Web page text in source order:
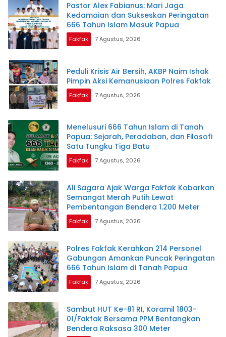
Pastor Alex Fabianus: Mari Jaga
Kedamaian dan Sukseskan Peringatan
666 Tahun Islam Masuk Papua
Fakfak 7 Agustus, 2026
Peduli Krisis Air Bersih, AKBP Naim Ishak
Pimpin Aksi Kemanusiaan Polres Fakfak
Fakfak 7 Agustus, 2026
Menelusuri 666 Tahun Islam di Tanah
Papua: Sejarah, Peradaban, dan Filosofi
Satu Tungku Tiga Batu
Fakfak 7 Agustus, 2026
Ali Sagara Ajak Warga Fakfak Kobarkan
Semangat Merah Putih Lewat
Pembentangan Bendera 1.200 Meter
Fakfak 7 Agustus, 2026
Polres Fakfak Kerahkan 214 Personel
Gabungan Amankan Puncak Peringatan
666 Tahun Islam di Tanah Papua
Fakfak 7 Agustus, 2026
Sambut HUT Ke-81 RI, Koramil 1803-
01/Fakfak Bersama PPM Bentangkan
Bendera Raksasa 300 Meter